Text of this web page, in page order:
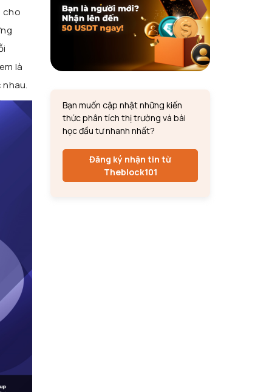
cho
là
Bạn muốn cập nhật những kiến
thức phân tích thị trường và bài
học đầu tư nhanh nhất?
Đăng ký nhận tin từ
Theblock101